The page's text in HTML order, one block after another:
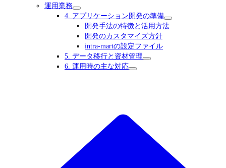
運用業務
4. アプリケーション開発の準備
開発手法の特徴と活用方法
開発のカスタマイズ方針
intra-martの設定ファイル
5. データ移行と資材管理
6. 運用時の主な対応